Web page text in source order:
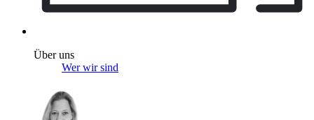
Über uns
Wer wir sind